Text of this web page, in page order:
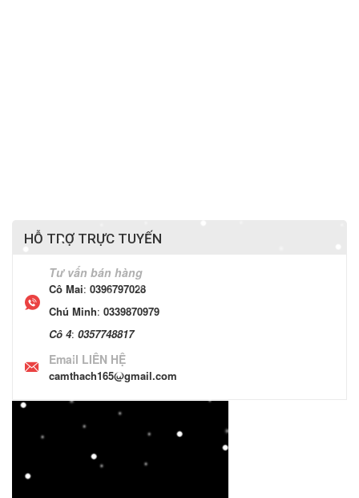
HỖ TRỢ TRỰC TUYẾN
Tư vấn bán hàng
Cô Mai: 0396797028
Chú Minh: 0339870979
Cô 4: 0357748817
Email LIÊN HỆ
camthach165@gmail.com